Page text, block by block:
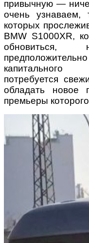
привычную —
очень
которых
BMW S1000XR,
потребуется
обладать новое
премьеры